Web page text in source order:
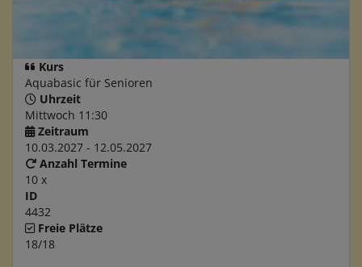
Kurs
Aquabasic für Senioren
Uhrzeit
Mittwoch 11:30
Zeitraum
10.03.2027 - 12.05.2027
Anzahl Termine
10 x
ID
4432
Freie Plätze
18/18